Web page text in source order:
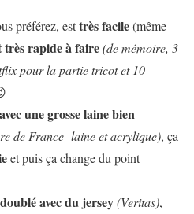
préférez, esttrès facile(même
très rapide à faire(de mémoire, 3
pour la partie tricot et 10
une grosse laine bien
de France -laine et acrylique), ça
et puis ça change du point
doublé avec du jersey(Veritas),